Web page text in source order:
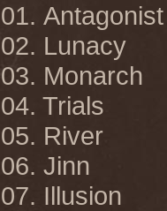
01. Antagonist
02. Lunacy
03. Monarch
04. Trials
05. River
06. Jinn
07. Illusion